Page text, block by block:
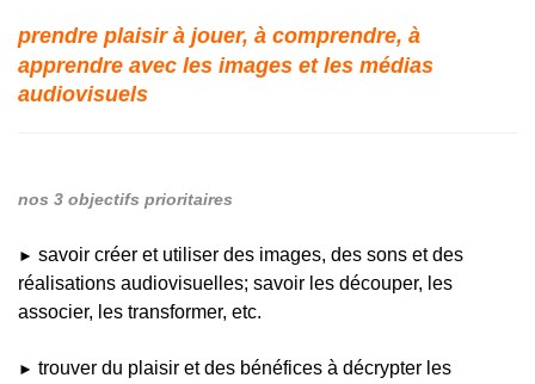
prendre plaisir à jouer, à comprendre, à
apprendre avec les images et les médias
audiovisuels
nos 3 objectifs prioritaires
► savoir créer et utiliser des images, des sons et des
réalisations audiovisuelles; savoir les découper, les
associer, les transformer, etc.
► trouver du plaisir et des bénéfices à décrypter les